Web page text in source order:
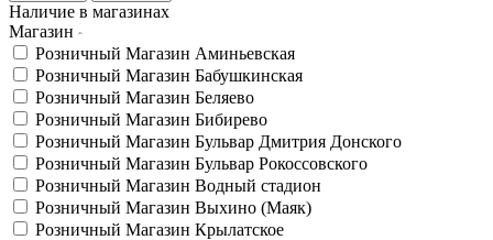
Наличие в магазинах
Магазин
Розничный Магазин Аминьевская
Розничный Магазин Бабушкинская
Розничный Магазин Беляево
Розничный Магазин Бибирево
Розничный Магазин Бульвар Дмитрия Донского
Розничный Магазин Бульвар Рокоссовского
Розничный Магазин Водный стадион
Розничный Магазин Выхино (Маяк)
Розничный Магазин Крылатское